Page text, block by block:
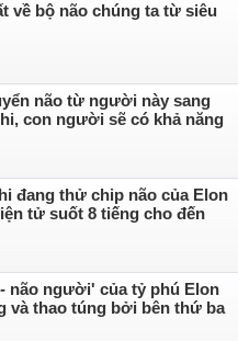
về bộ não chúng ta từ siêu
não từ người này sang
con người sẽ có khả năng
đang thử chip não của Elon
tử suốt 8 tiếng cho đến
não người' của tỷ phú Elon
và thao túng bởi bên thứ ba